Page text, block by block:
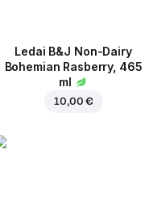
Ledai B&J Non-Dairy
Bohemian Rasberry, 465
ml
10,00 €